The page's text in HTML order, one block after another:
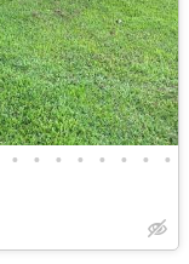
• • • • • • • •